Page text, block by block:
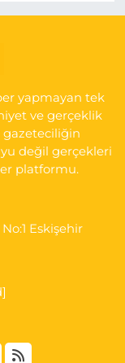
yapmayan tek
ve gerçeklik
gazeteciliğin
değil gerçekleri
platformu.
Eskişehir